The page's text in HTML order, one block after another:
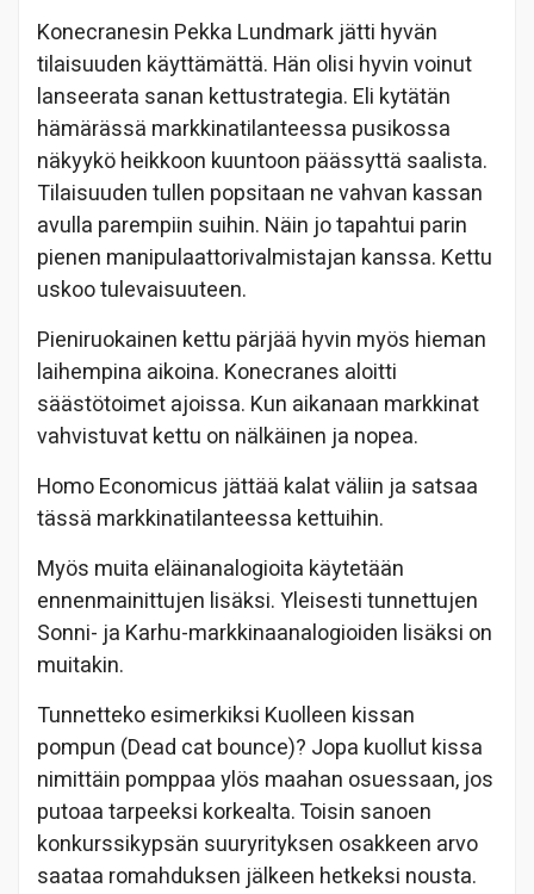
Konecranesin Pekka Lundmark jätti hyvän
tilaisuuden käyttämättä. Hän olisi hyvin voinut
lanseerata sanan kettustrategia. Eli kytätän
hämärässä markkinatilanteessa pusikossa
näkyykö heikkoon kuuntoon päässyttä saalista.
Tilaisuuden tullen popsitaan ne vahvan kassan
avulla parempiin suihin. Näin jo tapahtui parin
pienen manipulaattorivalmistajan kanssa. Kettu
uskoo tulevaisuuteen.
Pieniruokainen kettu pärjää hyvin myös hieman
laihempina aikoina. Konecranes aloitti
säästötoimet ajoissa. Kun aikanaan markkinat
vahvistuvat kettu on nälkäinen ja nopea.
Homo Economicus jättää kalat väliin ja satsaa
tässä markkinatilanteessa kettuihin.
Myös muita eläinanalogioita käytetään
ennenmainittujen lisäksi. Yleisesti tunnettujen
Sonni- ja Karhu-markkinaanalogioiden lisäksi on
muitakin.
Tunnetteko esimerkiksi Kuolleen kissan
pompun (Dead cat bounce)? Jopa kuollut kissa
nimittäin pomppaa ylös maahan osuessaan, jos
putoaa tarpeeksi korkealta. Toisin sanoen
konkurssikypsän suuryrityksen osakkeen arvo
saataa romahduksen jälkeen hetkeksi nousta.